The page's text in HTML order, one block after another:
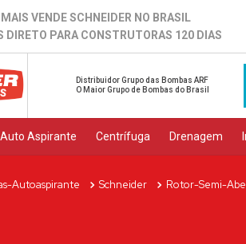
VENDE SCHNEIDER NO BRASIL
DIRETO PARA CONSTRUTORAS 120 DIAS
Distribuidor Grupo das Bombas ARF
O Maior Grupo de Bombas do Brasil
Auto Aspirante Centrífuga Drenagem
Autoaspirante Schneider Rotor-Semi-